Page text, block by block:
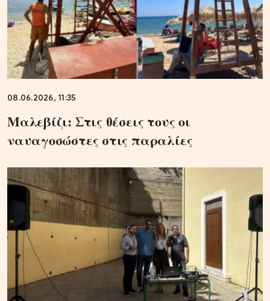
08.06.2026, 11:35
Mαλεβίζι: Στις θέσεις τους οι
ναυαγοσώστες στις παραλίες